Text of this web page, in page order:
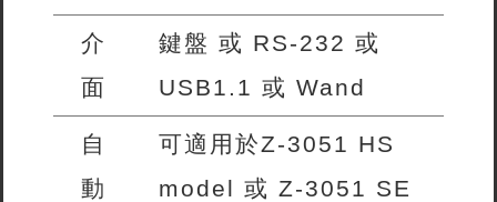
介
面
鍵盤 或 RS-232 或
USB1.1 或 Wand
自
動
可適用於Z-3051 HS
model 或 Z-3051 SE